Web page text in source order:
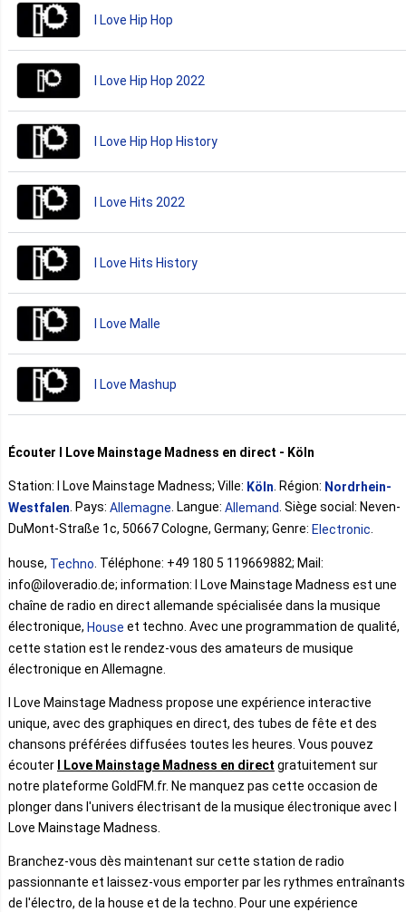
I Love Hip Hop
I Love Hip Hop 2022
I Love Hip Hop History
I Love Hits 2022
I Love Hits History
I Love Malle
I Love Mashup
Écouter I Love Mainstage Madness en direct - Köln
Station: I Love Mainstage Madness; Ville: Köln . Région: Nordrhein-
Westfalen. Pays: Allemagne. Langue: Allemand. Siège social: Neven-
DuMont-Straße 1c, 50667 Cologne, Germany; Genre: Electronic
house, Techno . Téléphone: +49 180 5 119669882; Mail:
info@iloveradio.de; information: I Love Mainstage Madness est une
chaîne de radio en direct allemande spécialisée dans la musique
électronique, House et techno. Avec une programmation de qualité,
cette station est le rendez-vous des amateurs de musique
électronique en Allemagne.
I Love Mainstage Madness propose une expérience interactive
unique, avec des graphiques en direct, des tubes de fête et des
chansons préférées diffusées toutes les heures. Vous pouvez
écouter I Love Mainstage Madness en direct gratuitement sur
notre plateforme GoldFM.fr. Ne manquez pas cette occasion de
plonger dans l'univers électrisant de la musique électronique avec I
Love Mainstage Madness.
Branchez-vous dès maintenant sur cette station de radio
passionnante et laissez-vous emporter par les rythmes entraînants
de l'électro, de la house et de la techno. Pour une expérience